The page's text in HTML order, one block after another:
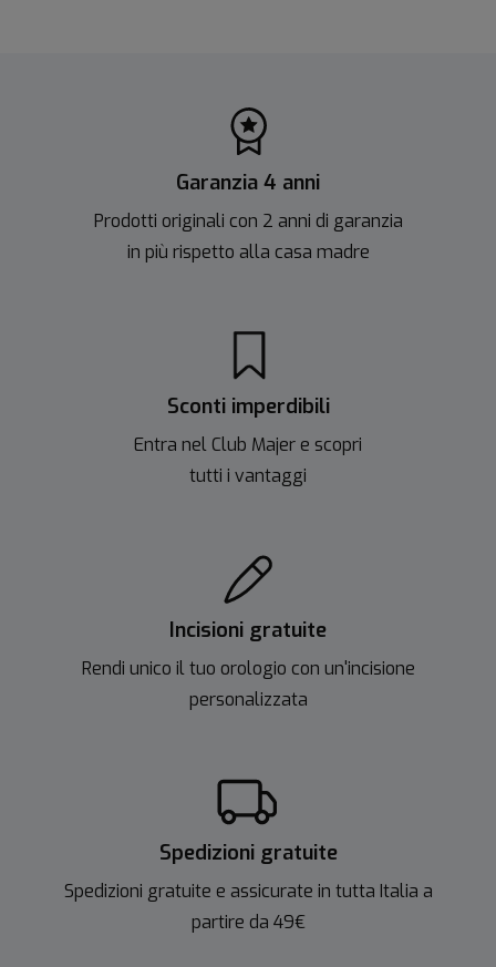
Garanzia 4 anni
Prodotti originali con 2 anni di garanzia
in più rispetto alla casa madre
Sconti imperdibili
Entra nel Club Majer e scopri
tutti i vantaggi
Incisioni gratuite
Rendi unico il tuo orologio con un'incisione
personalizzata
Spedizioni gratuite
Spedizioni gratuite e assicurate in tutta Italia a
partire da 49€